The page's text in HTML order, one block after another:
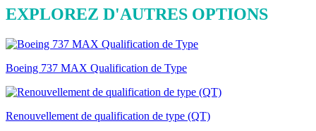
EXPLOREZ D'AUTRES OPTIONS
Boeing 737 MAX Qualification de Type
Renouvellement de qualification de type (QT)